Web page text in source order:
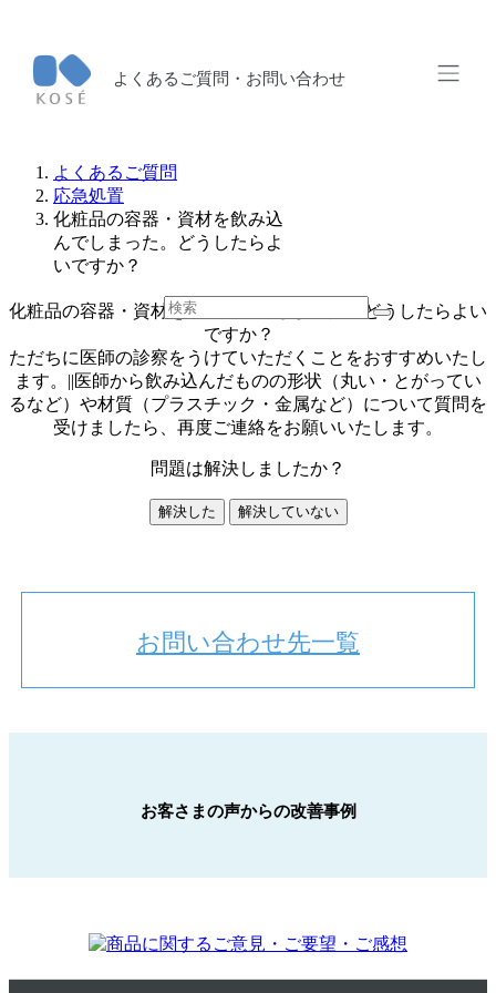
よくあるご質問・お問い合わせ
よくあるご質問
応急処置
化粧品の容器・資材を飲み込
んでしまった。どうしたらよ
いですか？
化粧品の容器・資材を飲み込んでしまった。どうしたらよい
ですか？
ただちに医師の診察をうけていただくことをおすすめいたし
ます。||医師から飲み込んだものの形状（丸い・とがってい
るなど）や材質（プラスチック・金属など）について質問を
受けましたら、再度ご連絡をお願いいたします。
問題は解決しましたか？
解決した 解決していない
お問い合わせ先一覧
お客さまの声からの改善事例